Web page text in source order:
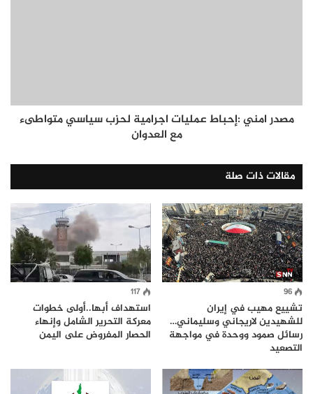
مصدر امني :إحباط عمليات اجرامية لحزب سياسي متواطىء
مع العدوان
مقالات ذات صلة
96
تشييع مهيب في إيران
للشهيدين لاريجاني وسليماني…
رسائل صمود ووحدة في مواجهة
التصعيد
117
استهداف أبها..أولى خطوات
معركة التحرير الشامل وإنهاء
الحصار المفروض على اليمن